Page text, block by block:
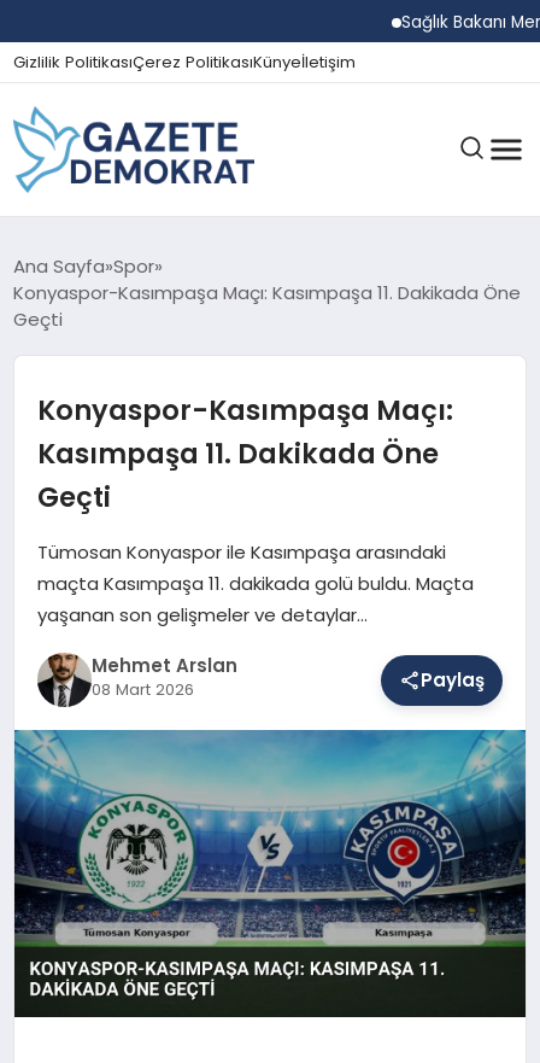
Sağlık Bakanı
Gizlilik PolitikasıÇerez PolitikasıKünyeİletişim
GÜNDEM
EKONOMI
SPOR
SAĞLIK
EĞITIM
DÜNYA
YAŞAM
Ana Sayfa Spor
Konyaspor-Kasımpaşa Maçı: Kasımpaşa 11. Dakikada Öne
Geçti
Konyaspor-Kasımpaşa Maçı:
Kasımpaşa 11. Dakikada Öne
Geçti
Tümosan Konyaspor ile Kasımpaşa arasındaki
maçta Kasımpaşa 11. dakikada golü buldu. Maçta
yaşanan son gelişmeler ve detaylar…
Mehmet Arslan
08 Mart 2026 Paylaş